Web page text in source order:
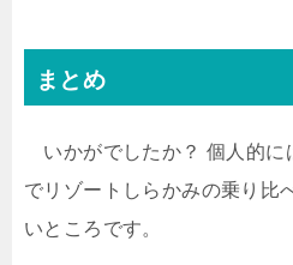
まとめ
いかがでしたか？ 個人的に
でリゾートしらかみの乗り比
いところです。